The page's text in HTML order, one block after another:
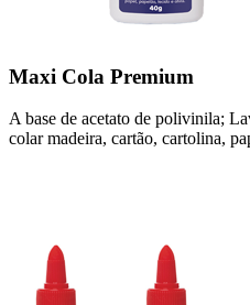
Maxi Cola Premium
A base de acetato de polivinila;
colar madeira, cartão, cartolina,